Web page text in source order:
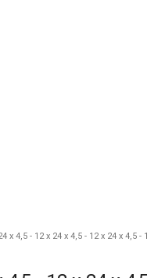
x 4,5 - 12 x 24 x 4,5 - 12 x 24 x